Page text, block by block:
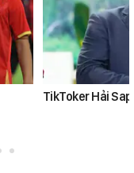
TikToker Hải